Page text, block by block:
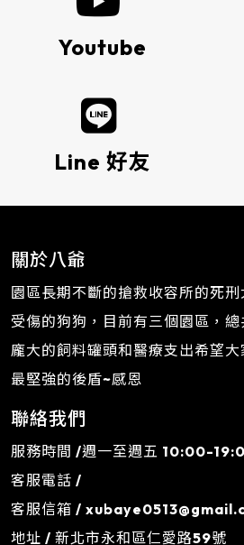
Youtube
Line 好友
關於八爺
園區長期不斷的搶救收容所的死
受傷的狗狗，目前有三個園區，
龐大的飼料罐頭和醫療支出希望
最堅強的後盾~感恩
聯絡我們
服務時間 /週一至週五 10:00-
客服電話 /
客服信箱 /
地址 / 新北市永和區仁愛路59號